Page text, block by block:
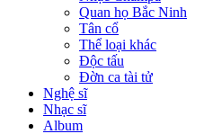
Quan họ Bắc Ninh
Tân cổ
Thể loại khác
Độc tấu
Đờn ca tài tử
Nghệ sĩ
Nhạc sĩ
Album